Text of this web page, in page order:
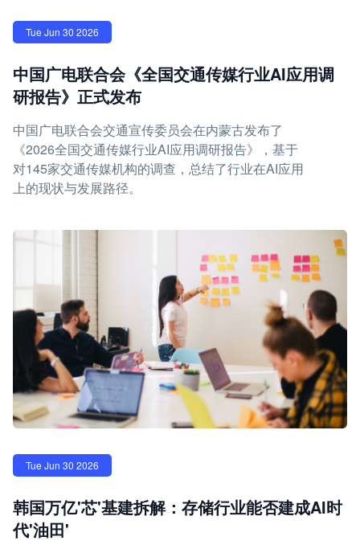
Tue Jun 30 2026
中国广电联合会《全国交通传媒行业AI应用调
研报告》正式发布
中国广电联合会交通宣传委员会在内蒙古发布了
《2026全国交通传媒行业AI应用调研报告》，基于
对145家交通传媒机构的调查，总结了行业在AI应用
上的现状与发展路径。
Tue Jun 30 2026
韩国万亿'芯'基建拆解：存储行业能否建成AI时
代'油田'